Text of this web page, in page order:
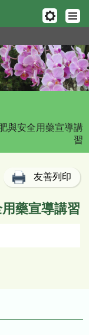
與安全用藥宣導講
習
Line 友善列印
藥宣導講習